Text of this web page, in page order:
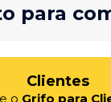
para
Clientes
o Grifo para